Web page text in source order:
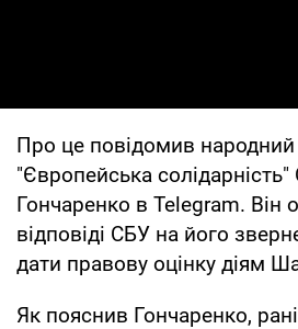
Про це повідомив народний
"Європейська солідарність"
Гончаренко в Telegram. Він
відповіді СБУ на його
дати правову оцінку діям
Як пояснив Гончаренко,